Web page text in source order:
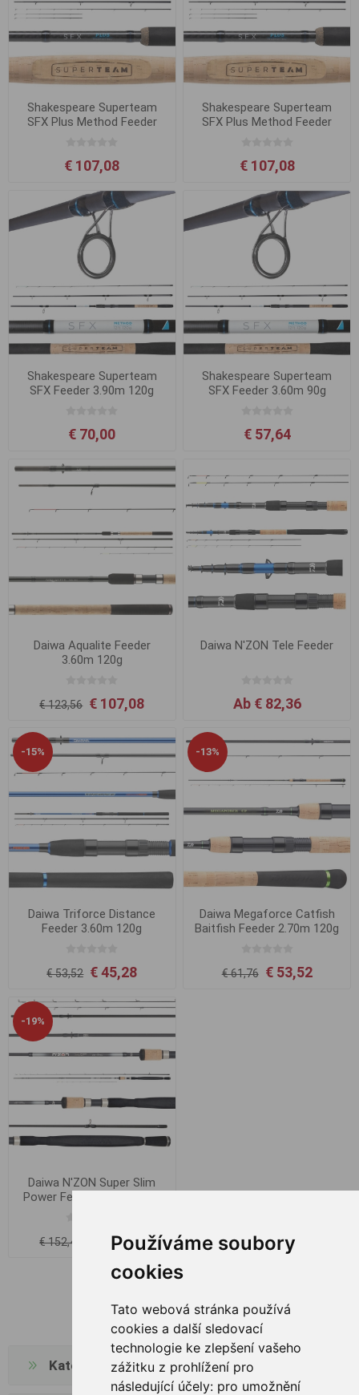
Používáme soubory
cookies
Tato webová stránka používá
cookies a další sledovací
technologie ke zlepšení vašeho
zážitku z prohlížení pro
následující účely: pro umožnění
Shakespeare Superteam
SFX Plus Method Feeder
€ 107,08
Shakespeare Superteam
SFX Plus Method Feeder
€ 107,08
Shakespeare Superteam
SFX Feeder 3.90m 120g
€ 70,00
Shakespeare Superteam
SFX Feeder 3.60m 90g
€ 57,64
Daiwa Aqualite Feeder
3.60m 120g
€ 123,56 € 107,08
Daiwa N'ZON Tele Feeder
Ab € 82,36
-15%
Daiwa Triforce Distance
Feeder 3.60m 120g
€ 53,52 € 45,28
-13%
Daiwa Megaforce Catfish
Baitfish Feeder 2.70m 120g
€ 61,76 € 53,52
-19%
Daiwa N'ZON Super Slim
Power Feeder 3.66m 150g
€ 152,40 € 123,56
Kategorien